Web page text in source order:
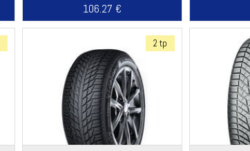
106.27 €
2 tp